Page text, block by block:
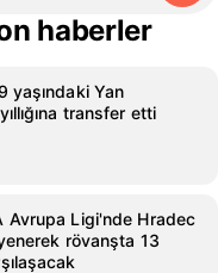
haberler
yaşındaki Yan
transfer etti
Avrupa Ligi'nde Hradec
rövanşta 13